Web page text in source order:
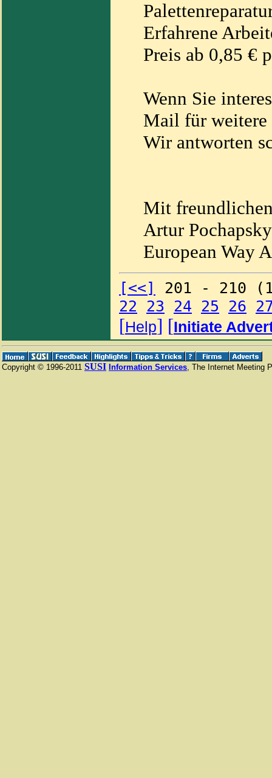
Erfahrene
Preis ab 0,85 €
Wenn Sie
Mail für
Wir antworten
Mit
Artur
European Way
[<<]
201 - 210
22 23 24 25 26
[Help] [Initiate
Copyright © 1996-2011 SUSI Information Services, The Internet Meeting